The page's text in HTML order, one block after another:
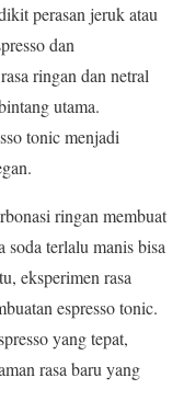
perasan jeruk atau
dan
ringan dan netral
utama.
tonic menjadi
ringan membuat
soda terlalu manis bisa
eksperimen rasa
espresso tonic.
yang tepat,
rasa baru yang